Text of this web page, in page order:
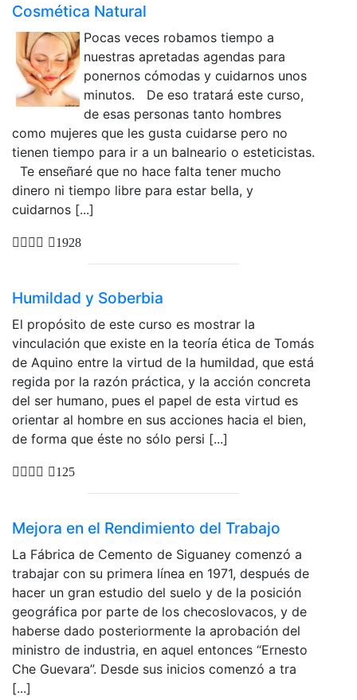
Cosmética Natural
Pocas veces robamos tiempo a
nuestras apretadas agendas para
ponernos cómodas y cuidarnos unos
minutos. De eso tratará este curso,
de esas personas tanto hombres
como mujeres que les gusta cuidarse pero no
tienen tiempo para ir a un balneario o esteticistas.
Te enseñaré que no hace falta tener mucho
dinero ni tiempo libre para estar bella, y
cuidarnos [...]
1928
Humildad y Soberbia
El propósito de este curso es mostrar la
vinculación que existe en la teoría ética de Tomás
de Aquino entre la virtud de la humildad, que está
regida por la razón práctica, y la acción concreta
del ser humano, pues el papel de esta virtud es
orientar al hombre en sus acciones hacia el bien,
de forma que éste no sólo persi [...]
125
Mejora en el Rendimiento del Trabajo
La Fábrica de Cemento de Siguaney comenzó a
trabajar con su primera línea en 1971, después de
hacer un gran estudio del suelo y de la posición
geográfica por parte de los checoslovacos, y de
haberse dado posteriormente la aprobación del
ministro de industria, en aquel entonces “Ernesto
Che Guevara”. Desde sus inicios comenzó a tra
[...]